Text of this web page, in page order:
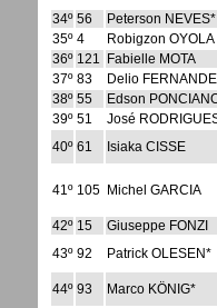
34º 56
Peterson NEVES*
35º 4
Robigzon OYOLA
36º 121
Fabielle MOTA
37º 83
Delio
38º 55
Edson
39º 51
José
40º 61 Isiaka CISSE
41º 105 Michel GARCIA
42º 15
Giuseppe FONZI
43º 92 Patrick OLESEN*
44º 93 Marco KÖNIG*